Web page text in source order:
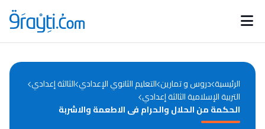
Catégories
d'actualités
Annonces bourses
الرئيسية دروس و تمارين التعليم الثانوي الإعدادي الثالثة إعدادي
التربية الإسلامية الثالثة إعدادي
الحكمة من الحلال والحرام فى الاطعمة والاشربة